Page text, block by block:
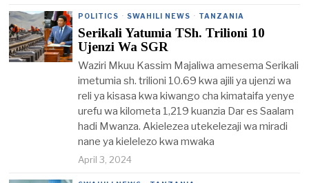
POLITICS · SWAHILI NEWS · TANZANIA
Serikali Yatumia TSh. Trilioni 10
Ujenzi Wa SGR
Waziri Mkuu Kassim Majaliwa amesema Serikali
imetumia sh. trilioni 10.69 kwa ajili ya ujenzi wa
reli ya kisasa kwa kiwango cha kimataifa yenye
urefu wa kilometa 1,219 kuanzia Dar es Saalam
hadi Mwanza. Akielezea utekelezaji wa miradi
nane ya kielelezo kwa mwaka
April 3, 2024